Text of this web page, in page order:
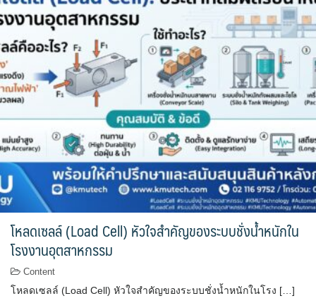
โหลดเซลล์ (Load Cell) หัวใจสำคัญของระบบชั่งน้ำหนักใน
โรงงานอุตสาหกรรม
Content
โหลดเซลล์ (Load Cell) หัวใจสำคัญของระบบชั่งน้ำหนักในโรง […]